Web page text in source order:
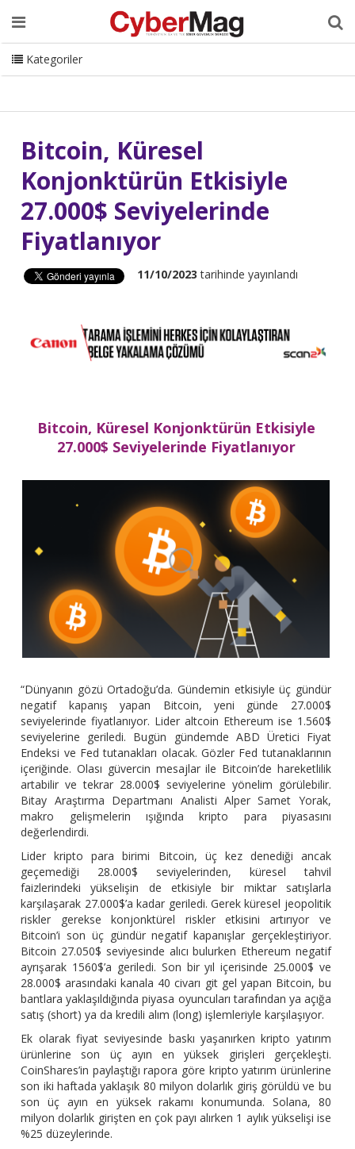
Ana Sayfa Hakkımızda Dergi Editörden
Danışmanlık
ISC Turkey Sizden Gelenler
İletişim
CyberMag Logo
Kategoriler
Bitcoin, Küresel
Konjonktürün Etkisiyle
27.000$ Seviyelerinde
Fiyatlanıyor
11/10/2023 tarihinde yayınlandı
Bitcoin, Küresel Konjonktürün Etkisiyle
27.000$ Seviyelerinde Fiyatlanıyor
“Dünyanın gözü Ortadoğu’da. Gündemin etkisiyle üç gündür
negatif kapanış yapan Bitcoin, yeni günde 27.000$
seviyelerinde fiyatlanıyor. Lider altcoin Ethereum ise 1.560$
seviyelerine geriledi. Bugün gündemde ABD Üretici Fiyat
Endeksi ve Fed tutanakları olacak. Gözler Fed tutanaklarının
içeriğinde. Olası güvercin mesajlar ile Bitcoin’de hareketlilik
artabilir ve tekrar 28.000$ seviyelerine yönelim görülebilir.
Bitay Araştırma Departmanı Analisti Alper Samet Yorak,
makro gelişmelerin ışığında kripto para piyasasını
değerlendirdi.
Lider kripto para birimi Bitcoin, üç kez denediği ancak
geçemediği 28.000$ seviyelerinden, küresel tahvil
faizlerindeki yükselişin de etkisiyle bir miktar satışlarla
karşılaşarak 27.000$’a kadar geriledi. Gerek küresel jeopolitik
riskler gerekse konjonktürel riskler etkisini artırıyor ve
Bitcoin’i son üç gündür negatif kapanışlar gerçekleştiriyor.
Bitcoin 27.050$ seviyesinde alıcı bulurken Ethereum negatif
ayrışarak 1560$’a geriledi. Son bir yıl içerisinde 25.000$ ve
28.000$ arasındaki kanala 40 civarı git gel yapan Bitcoin, bu
bantlara yaklaşıldığında piyasa oyuncuları tarafından ya açığa
satış (short) ya da kredili alım (long) işlemleriyle karşılaşıyor.
Ek olarak fiyat seviyesinde baskı yaşanırken kripto yatırım
ürünlerine son üç ayın en yüksek girişleri gerçekleşti.
CoinShares’in paylaştığı rapora göre kripto yatırım ürünlerine
son iki haftada yaklaşık 80 milyon dolarlık giriş görüldü ve bu
son üç ayın en yüksek rakamı konumunda. Solana, 80
milyon dolarlık girişten en çok payı alırken 1 aylık yükselişi ise
%25 düzeylerinde.